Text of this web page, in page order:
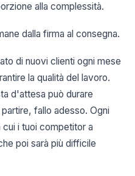
alla complessità.
dalla firma al consegna.
di nuovi clienti ogni mese
la qualità del lavoro.
d'attesa può durare
fallo adesso. Ogni
i tuoi competitor a
poi sarà più difficile